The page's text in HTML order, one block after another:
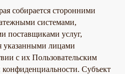
собирается сторонними
системами,
поставщиками услуг,
указанными лицами
с их Пользовательским
Субъект